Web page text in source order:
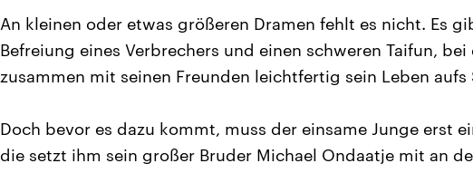
An kleinen oder etwas größeren Dramen fehlt es nicht. Es
Befreiung eines Verbrechers und einen schweren Taifun,
zusammen mit seinen Freunden leichtfertig sein Leben aufs
Doch bevor es dazu kommt, muss der einsame Junge erst
die setzt ihm sein großer Bruder Michael Ondaatje mit an